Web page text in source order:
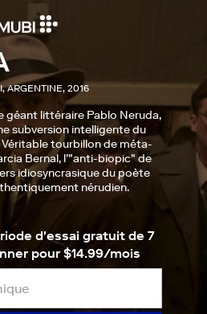
ARGENTINE, 2016
géant littéraire Pablo Neruda,
subversion intelligente du
tourbillon de méta-
Bernal, l’"anti-biopic" de
idiosyncrasique du poète
nérudien.
d'essai gratuit de 7
pour $14.99/mois